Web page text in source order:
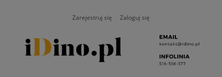
Zarejestruj się Zaloguj się